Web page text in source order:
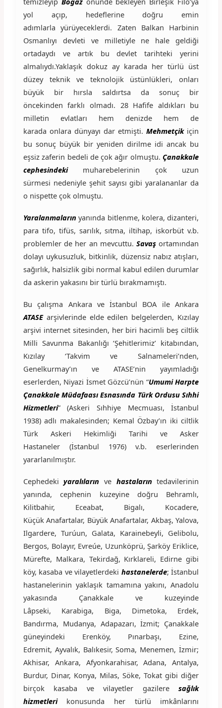
yol açıp, hedeflerine doğru emin
adımlarla yürüyeceklerdi. Zaten Balkan Harbinin
Osmanlıyı devleti ve milletiyle ne hale geldiği
ortadaydı ve artık bu devlet tarihteki yerini
almalıydı.Yaklaşık dokuz ay karada her türlü üst
düzey teknik ve teknolojik üstünlükleri, onları
büyük bir hırsla saldırtsa da sonuç bir
öncekinden farklı olmadı. 28 Hafife aldıkları bu
milletin evlatları hem denizde hem de
karada onlara dünyayı dar etmişti.Mehmetçik için
bu sonuç büyük bir yeniden dirilme idi ancak bu
eşsiz zaferin bedeli de çok ağır olmuştu. Çanakkale
cephesindekimuharebelerinin çok uzun
sürmesi nedeniyle şehit sayısı gibi yaralananlar da
o nispette çok olmuştu.
Yaralanmaların yanında bitlenme, kolera, dizanteri,
para tifo, tifüs, sarılık, sıtma, iltihap, iskorbüt v.b.
problemler de her an mevcuttu. Savaşortamından
dolayı uykusuzluk, bitkinlik, düzensiz nabız atışları,
sağırlık, halsizlik gibi normal kabul edilen durumlar
da askerin yakasını bir türlü bırakmamıştı.
Bu çalışma Ankara ve İstanbul BOA ile Ankara
ATASE arşivlerinde elde edilen belgelerden, Kızılay
arşivi internet sitesinden, her biri hacimli beş ciltlik
Milli Savunma Bakanlığı ‘Şehitlerimiz’ kitabından,
Kızılay ‘Takvim ve Salnameleri’nden,
Genelkurmay’ın ve ATASE’nin yayımladığı
eserlerden, Niyazi İsmet Gözcü’nün “Umumi Harpte
Çanakkale Müdafaası Esnasında Türk Ordusu Sıhhi
Hizmetleri” (Askeri Sıhhiye Mecmuası, İstanbul
1938) adlı makalesinden; Kemal Özbay’ın iki ciltlik
Türk Askeri Hekimliği Tarihi ve Asker
Hastaneler (İstanbul 1976) v.b. eserlerinden
yararlanılmıştır.
Cephedekiyaralıların ve hastaların tedavilerinin
yanında, cephenin kuzeyine doğru Behramlı,
Kilitbahir, Eceabat, Bigalı, Kocadere,
Küçük Anafartalar, Büyük Anafartalar, Akbaş, Yalova,
Ilgardere, Turúun, Galata, Karainebeyli, Gelibolu,
Bergos, Bolayır, Evreúe, Uzunköprü, Şarköy Eriklice,
Mürefte, Malkara, Tekirdağ, Kırklareli, Edirne gibi
köy, kasaba ve vilayetlerdeki hastanelerde; İstanbul
hastanelerinin yaklaşık tamamına yakını, Anadolu
yakasında Çanakkale ve kuzeyinde
Lâpseki, Karabiga, Biga, Dimetoka, Erdek,
Bandırma, Mudanya, Adapazarı, İzmit; Çanakkale
güneyindeki Erenköy, Pınarbaşı, Ezine,
Edremit, Ayvalık, Balıkesir, Soma, Menemen, İzmir;
Akhisar, Ankara, Afyonkarahisar, Adana, Antalya,
Burdur, Dinar, Konya, Milas, Söke, Tokat gibi diğer
birçok kasaba ve vilayetler gazileresağlık
hizmetlerikonusunda her türlü imkânlarını